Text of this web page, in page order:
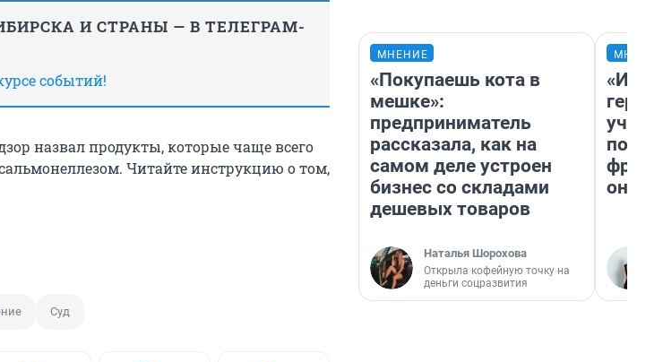
И СТРАНЫ — В ТЕЛЕГРАМ-
событий!
назвал продукты, которые чаще всего
Читайте инструкцию о том,
Суд
МНЕНИЕ
«Покупаешь кота в
мешке»:
предприниматель
рассказала, как на
самом деле устроен
бизнес со складами
дешевых товаров
Наталья Шорохова
Открыла кофейную точку на
деньги соцразвития
учит
она